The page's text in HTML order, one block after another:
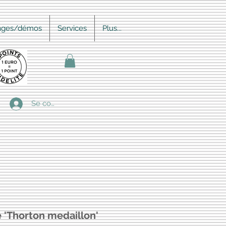
démos Services Plus...
Se connecter
'Thorton medaillon'